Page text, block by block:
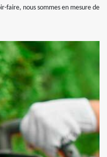
faire, nous sommes en mesure de